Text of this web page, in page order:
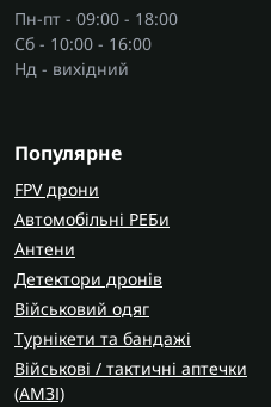
Пн-пт - 09:00 - 18:00
Сб - 10:00 - 16:00
Нд - вихідний
Популярне
FPV дрони
Автомобільні РЕБи
Антени
Детектори дронів
Військовий одяг
Турнікети та бандажі
Військові / тактичні аптечки
(AMЗІ)